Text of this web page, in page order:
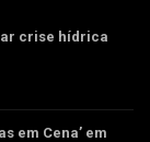
crise hídrica
em Cena’ em